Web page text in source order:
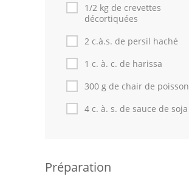
1/2 kg de crevettes
décortiquées
2 c.à.s. de persil haché
1 c. à. c. de harissa
300 g de chair de poisson
4 c. à. s. de sauce de soja
Préparation